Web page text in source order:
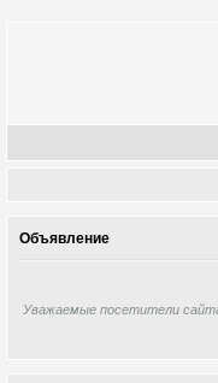
Объявление
Уважаемые посетители